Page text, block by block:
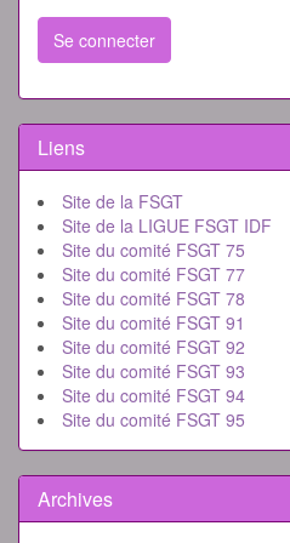
Se connecter
Liens
Site de la FSGT
Site de la LIGUE FSGT IDF
Site du comité FSGT 75
Site du comité FSGT 77
Site du comité FSGT 78
Site du comité FSGT 91
Site du comité FSGT 92
Site du comité FSGT 93
Site du comité FSGT 94
Site du comité FSGT 95
Archives